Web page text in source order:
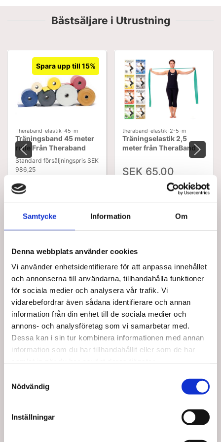
Samtycke Information Om
Denna webbplats använder cookies
Vi använder enhetsidentifierare för att anpassa innehållet
och annonserna till användarna, tillhandahålla funktioner
för sociala medier och analysera vår trafik. Vi
vidarebefordrar även sådana identifierare och annan
information från din enhet till de sociala medier och
annons- och analysföretag som vi samarbetar med.
Dessa kan i sin tur kombinera informationen med annan
information som du har tillhandahållit eller som de har
Nödvändig
Inställningar
Bästsäljare i Utrustning
Spara upp till 15%
Theraband-elastik-45-m
Träningsband 45 meter
rulle Från Theraband
Standard försäljningspris SEK
986,25
Från
SEK 670,65 Exkl. moms
Visa varianter
theraband-elastik-2-5-m
Träningselastik 2,5
meter från TheraBand
SEK 65,00
SEK 52,00 Exkl. moms
Visa varianter
Köptes tillsammans med denna produkt
Spara upp till 15%